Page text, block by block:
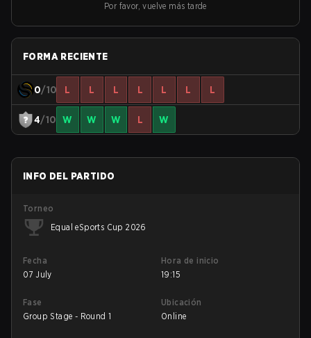
Por favor, vuelve más tarde
FORMA RECIENTE
0/10 L L L L L L L
4/10 W W W L W
INFO DEL PARTIDO
Torneo
Equal eSports Cup 2026
Fecha
07 July
Hora de inicio
19:15
Fase
Group Stage - Round 1
Ubicación
Online